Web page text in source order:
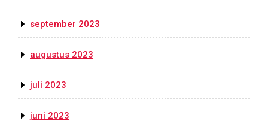
september 2023
augustus 2023
juli 2023
juni 2023